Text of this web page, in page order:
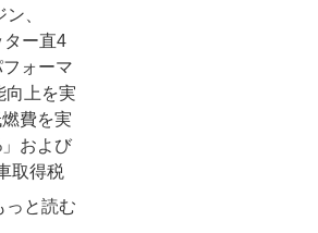
、
ター直4
ォーマ
向上を実
費を実
および
取得税
っと読む